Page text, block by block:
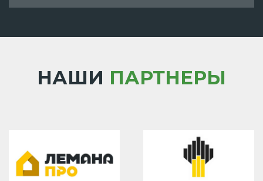
НАШИ ПАРТНЕРЫ